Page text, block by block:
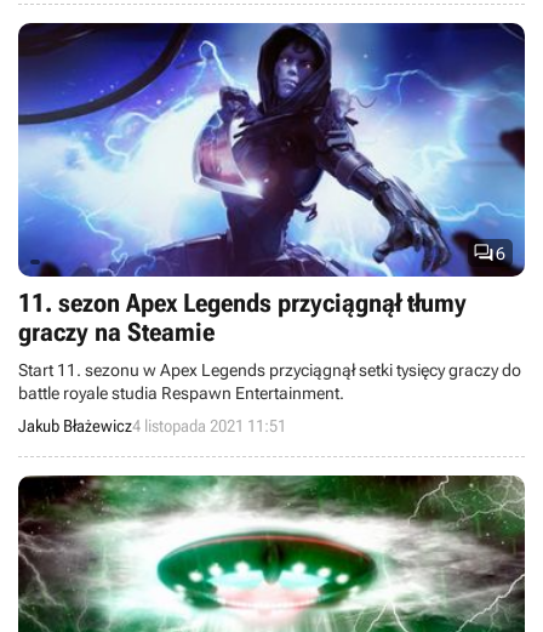
6
11. sezon Apex Legends przyciągnął tłumy
graczy na Steamie
Start 11. sezonu w Apex Legends przyciągnął setki tysięcy graczy do
battle royale studia Respawn Entertainment.
Jakub Błażewicz4 listopada 2021 11:51